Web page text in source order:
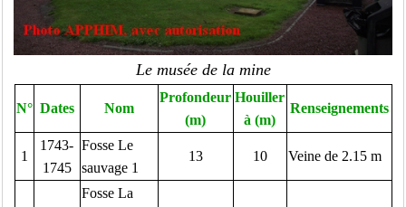
Le musée de la mine
N° Dates Nom
Profondeur
(m)
Houiller
à (m)
Renseignements
1
1743-
1745
Fosse Le
sauvage 1
13 10 Veine de 2.15 m
Fosse La